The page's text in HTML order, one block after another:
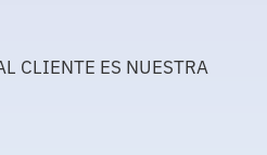
CLIENTE ES NUESTRA